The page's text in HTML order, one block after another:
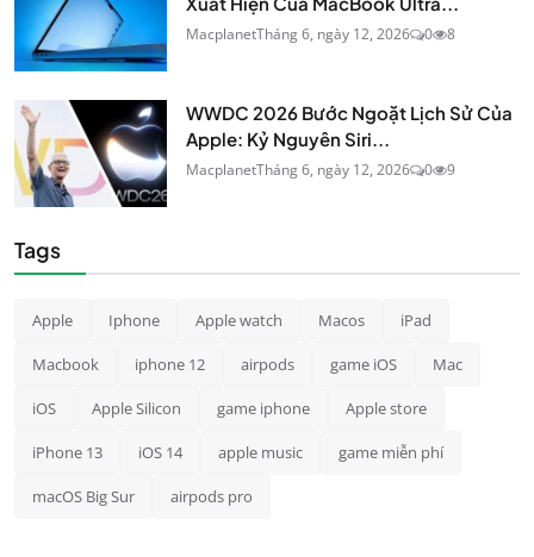
MacplanetTháng 6, ngày 12, 2026 0 8
WWDC 2026 Bước Ngoặt Lịch Sử Của
Apple: Kỷ Nguyên Siri...
MacplanetTháng 6, ngày 12, 2026 0 9
Tags
Apple Iphone Apple watch Macos iPad
Macbook iphone 12 airpods game iOS Mac
iOS Apple Silicon game iphone Apple store
iPhone 13 iOS 14 apple music game miễn phí
macOS Big Sur airpods pro